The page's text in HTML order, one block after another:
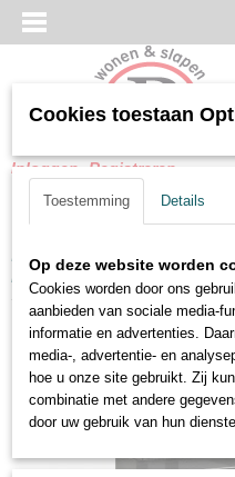
Inloggen Registreren
Home > Woonkamer meubel
hoogglans zwart 207 cm
Cookies toestaan
Toestemming Details
Op deze website worden
Cookies worden door ons
aanbieden van sociale media-
informatie en advertenties.
media-, advertentie- en
hoe u onze site gebruikt. Zij
combinatie met andere
door uw gebruik van hun